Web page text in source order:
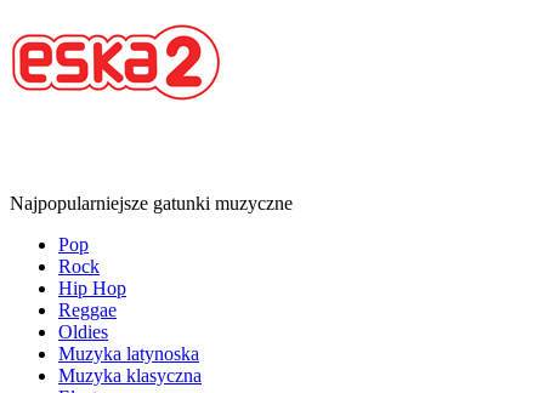
Najpopularniejsze gatunki muzyczne
Pop
Rock
Hip Hop
Reggae
Oldies
Muzyka latynoska
Muzyka klasyczna